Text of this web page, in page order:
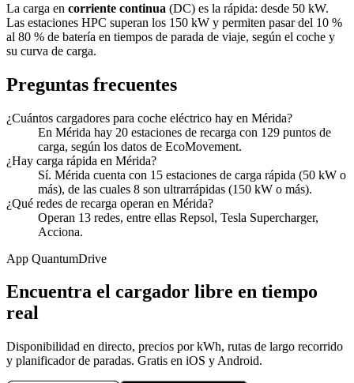
La carga en corriente continua (DC) es la rápida: desde 50 kW.
Las estaciones HPC superan los 150 kW y permiten pasar del 10 %
al 80 % de batería en tiempos de parada de viaje, según el coche y
su curva de carga.
Preguntas frecuentes
¿Cuántos cargadores para coche eléctrico hay en Mérida?
En Mérida hay 20 estaciones de recarga con 129 puntos de
carga, según los datos de EcoMovement.
¿Hay carga rápida en Mérida?
Sí. Mérida cuenta con 15 estaciones de carga rápida (50 kW o
más), de las cuales 8 son ultrarrápidas (150 kW o más).
¿Qué redes de recarga operan en Mérida?
Operan 13 redes, entre ellas Repsol, Tesla Supercharger,
Acciona.
App QuantumDrive
Encuentra el cargador libre en tiempo
real
Disponibilidad en directo, precios por kWh, rutas de largo recorrido
y planificador de paradas. Gratis en iOS y Android.